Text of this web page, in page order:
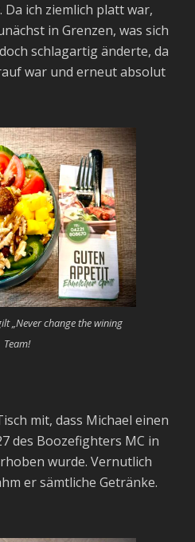
Da ich ziemlich platt war,
in Grenzen, was sich
schlagartig änderte, da
war und erneut absolut
„Never change the wining
Team!
mit, dass Michael einen
des Boozefighters MC in
wurde. Vernutlich
er sämtliche Getränke.